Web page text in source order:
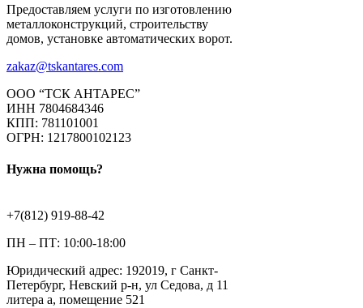
Предоставляем услуги по изготовлению
металлоконструкций, строительству
домов, установке автоматических ворот.
zakaz@tskantares.com
ООО “ТСК АНТАРЕС”
ИНН 7804684346
КПП: 781101001
ОГРН: 1217800102123
Нужна помощь?
+7(812) 919-88-42
ПН – ПТ: 10:00-18:00
Юридический адрес: 192019, г Санкт-
Петербург, Невский р-н, ул Седова, д 11
литера а, помещение 521